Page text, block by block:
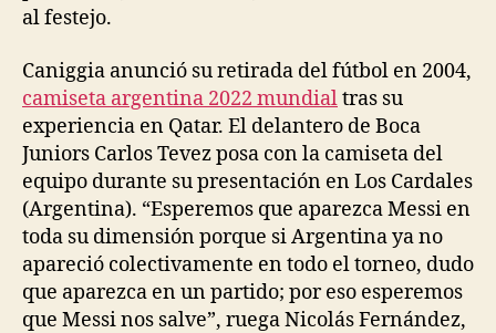
al festejo.
Caniggia anunció su retirada del fútbol en 2004,
camiseta argentina 2022 mundialtras su
experiencia en Qatar. El delantero de Boca
Juniors Carlos Tevez posa con la camiseta del
equipo durante su presentación en Los Cardales
(Argentina). “Esperemos que aparezca Messi en
toda su dimensión porque si Argentina ya no
apareció colectivamente en todo el torneo, dudo
que aparezca en un partido; por eso esperemos
que Messi nos salve”, ruega Nicolás Fernández,